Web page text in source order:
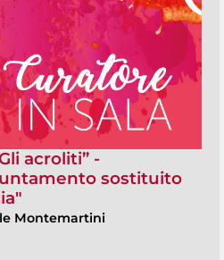
acroliti” -
sostituito
Montemartini